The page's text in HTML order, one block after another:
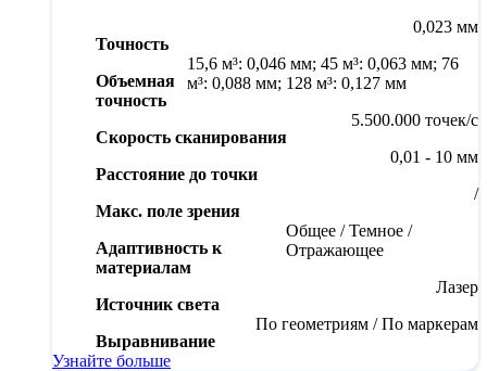
Точность
0,023 мм
Объемная
точность
15,6 м³: 0,046 мм; 45 м³: 0,063 мм; 76
м³: 0,088 мм; 128 м³: 0,127 мм
Скорость сканирования
5.500.000 точек/с
Расстояние до точки
0,01 - 10 мм
Макс. поле зрения
/
Адаптивность к
материалам
Общее / Темное /
Отражающее
Источник света
Лазер
Выравнивание
По геометриям / По маркерам
Узнайте больше